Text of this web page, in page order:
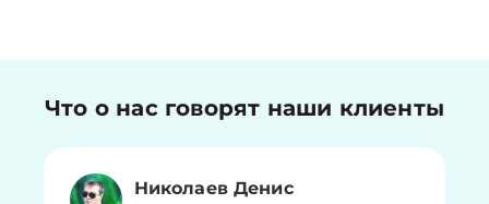
Что о нас говорят наши клиенты
Николаев Денис